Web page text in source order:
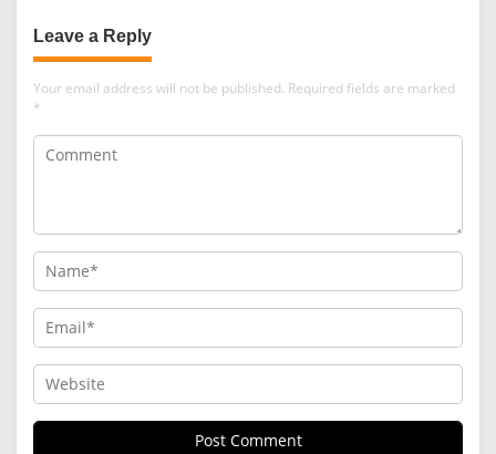
Leave a Reply
Your email address will not be published. Required fields are marked
*